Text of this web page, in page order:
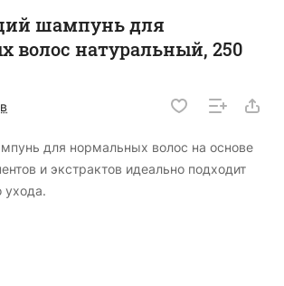
шампунь для
волос натуральный, 250
для нормальных волос на основе
и экстрактов идеально подходит
ухода.